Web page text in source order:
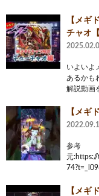
【メギ
チャオ
いよいよ
あるかも
解説動画
【メギ
参考
元
【メギ